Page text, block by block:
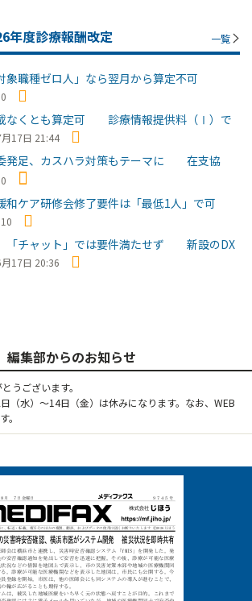
年度診療報酬改定 一覧
象職種ゼロ人」なら翌月から算定不可
なくとも算定可 診療情報提供料（Ⅰ）で
17日 21:44
発足、カスハラ対策もテーマに 在支協
和ケア研修会修了要件は「最低1人」で可
「チャット」では要件満たせず 新設のDX
17日 20:36
編集部からのお知らせ
うございます。
（水）～14日（金）は休みになります。なお、WEB
。